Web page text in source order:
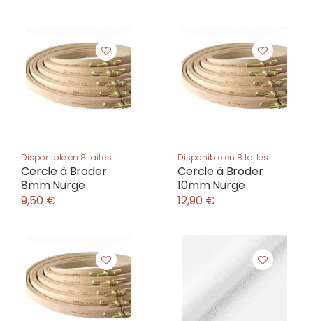
Disponible en 8 tailles
Cercle à Broder
8mm Nurge
9,50 €
Disponible en 8 tailles
Cercle à Broder
10mm Nurge
12,90 €